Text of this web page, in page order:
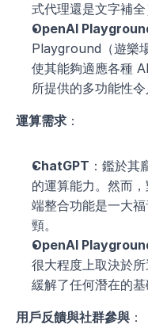
式代理還是文字補全
OpenAI
Playground（遊樂
使其能夠適應各種
所提供的多功能性令
運算需求 ：
ChatGPT ：鑑於
的運算能力。然而
端整合功能是一大
頸。
OpenAI
很大程度上取決於
緩解了任何潛在的基
用戶反饋與社群參與 ：